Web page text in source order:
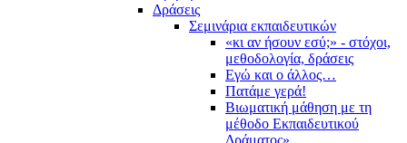
Δράσεις
Σεμινάρια εκπαιδευτικών
«κι αν ήσουν εσύ;» - στόχοι,
μεθοδολογία, δράσεις
Εγώ και ο άλλος…
Πατάμε γερά!
Βιωματική μάθηση με τη
μέθοδο Εκπαιδευτικού
Δράματος»